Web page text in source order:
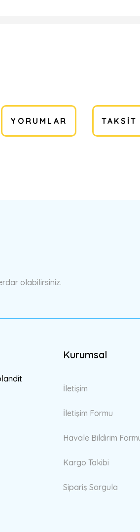
YORUMLAR TAKSIT
olabilirsiniz.
Kurumsal
İletişim
İletişim Formu
Havale Bildirim
Kargo Takibi
Sipariş Sorgula